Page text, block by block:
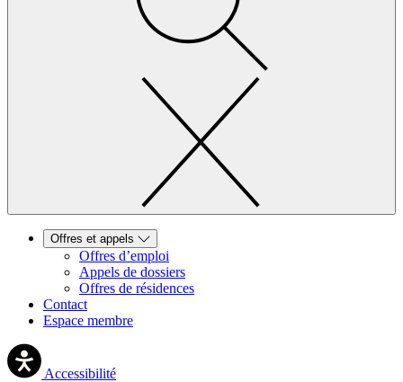
Offres et appels
Offres d’emploi
Appels de dossiers
Offres de résidences
Contact
Espace membre
Accessibilité